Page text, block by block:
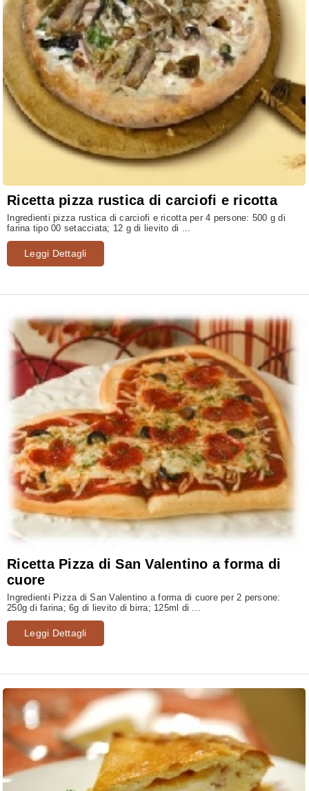
Ricetta pizza rustica di carciofi e ricotta
Ingredienti pizza rustica di carciofi e ricotta per 4 persone: 500 g di
farina tipo 00 setacciata; 12 g di lievito di ...
Leggi Dettagli
Ricetta Pizza di San Valentino a forma di
cuore
Ingredienti Pizza di San Valentino a forma di cuore per 2 persone:
250g di farina; 6g di lievito di birra; 125ml di ...
Leggi Dettagli